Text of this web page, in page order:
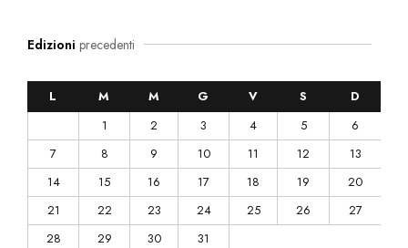
Edizioni precedenti
L M M G V S
D
1
2 3 4 5
6
7
8 9 10 11 12
13
14
15 16 17 18 19
20
21
22 23 24 25 26
27
28
29 30 31